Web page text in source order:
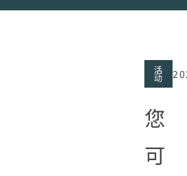
活
动
您
可